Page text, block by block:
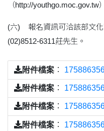
（http://youthgo.moc.gov.tw
(六) 報名資訊可洽該部文化
(02)8512-6311莊先生。
附件檔案 ：
附件檔案 ：
附件檔案 ：
附件檔案 ：